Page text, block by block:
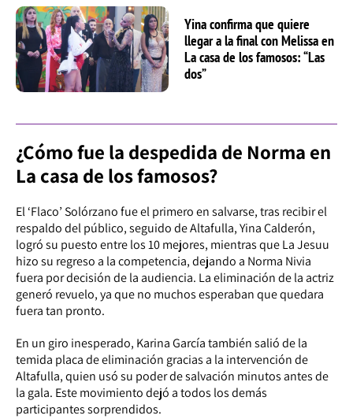
Yina confirma que quiere
llegar a la final con Melissa en
La casa de los famosos: “Las
dos”
¿Cómo fue la despedida de Norma en
La casa de los famosos?
El ‘Flaco’ Solórzano fue el primero en salvarse, tras recibir el
respaldo del público, seguido de Altafulla, Yina Calderón,
logró su puesto entre los 10 mejores, mientras que La Jesuu
hizo su regreso a la competencia, dejando a Norma Nivia
fuera por decisión de la audiencia. La eliminación de la actriz
generó revuelo, ya que no muchos esperaban que quedara
fuera tan pronto.
En un giro inesperado, Karina García también salió de la
temida placa de eliminación gracias a la intervención de
Altafulla, quien usó su poder de salvación minutos antes de
la gala. Este movimiento dejó a todos los demás
participantes sorprendidos.